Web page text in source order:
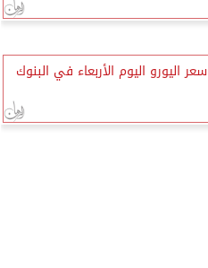
سعر اليورو اليوم الأربعاء في البنوك